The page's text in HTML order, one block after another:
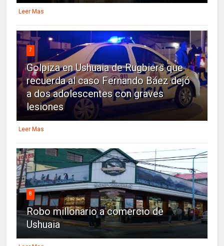
Leer Mas
7
Golpiza en Ushuaia de Rugbiers que
recuerda al caso Fernando Báez dejó
a dos adolescentes con graves
lesiones
Leer Mas
8
Robo millonario a comercio de
Ushuaia